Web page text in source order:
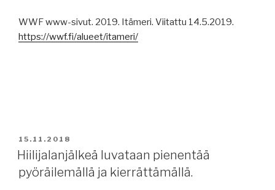
WWF www-sivut. 2019. Itämeri. Viitattu 14.5.2019.
https://wwf.fi/alueet/itameri/
JULKAISTU
15.11.2018
Hiilijalanjälkeä luvataan pienentää
pyöräilemällä ja kierrättämällä.